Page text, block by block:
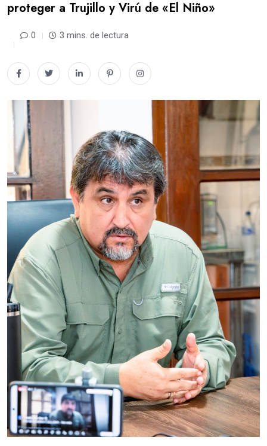
proteger a Trujillo y Virú de «El Niño»
0 3 mins. de lectura